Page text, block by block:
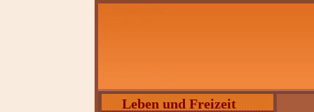
Leben und Freizeit